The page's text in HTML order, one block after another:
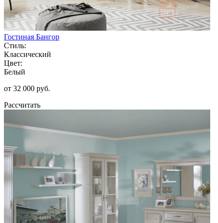
Гостиная Бангор
Стиль:
Классический
Цвет:
Белый
от 32 000 руб.
Рассчитать